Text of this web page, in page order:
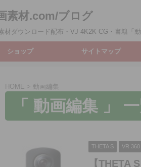
素材.com/ブログ
材ダウンロード配布・VJ 4K2K CG・書籍「
ショップ サイトマップ
HOME > 動画編集
「 動画編集 」
THETA S VR 360
【THETA